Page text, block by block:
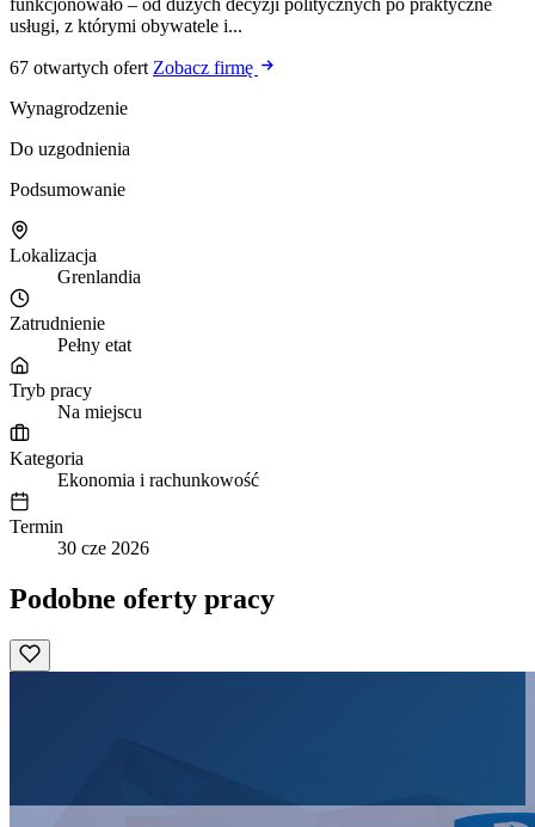
funkcjonowało – od dużych decyzji politycznych po praktyczne
usługi, z którymi obywatele i...
67 otwartych ofert Zobacz firmę
Wynagrodzenie
Do uzgodnienia
Podsumowanie
Lokalizacja
Grenlandia
Zatrudnienie
Pełny etat
Tryb pracy
Na miejscu
Kategoria
Ekonomia i rachunkowość
Termin
30 cze 2026
Podobne oferty pracy